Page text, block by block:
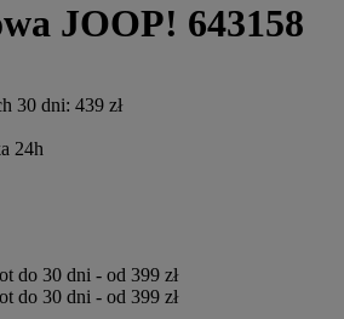
JOOP! 643158
30 dni: 439 zł
24h
do 30 dni - od 399 zł
do 30 dni - od 399 zł